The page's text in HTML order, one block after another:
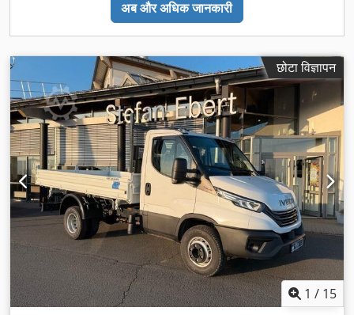
अब और अधिक जानकारी
छोटा विज्ञापन
1 / 15